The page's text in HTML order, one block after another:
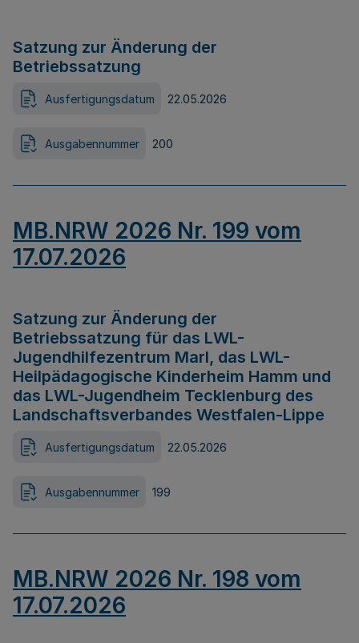
Satzung zur Änderung der
Betriebssatzung
Ausfertigungsdatum 22.05.2026
Ausgabennummer 200
MB.NRW 2026 Nr. 199 vom
17.07.2026
Satzung zur Änderung der
Betriebssatzung für das LWL-
Jugendhilfezentrum Marl, das LWL-
Heilpädagogische Kinderheim Hamm und
das LWL-Jugendheim Tecklenburg des
Landschaftsverbandes Westfalen-Lippe
Ausfertigungsdatum 22.05.2026
Ausgabennummer 199
MB.NRW 2026 Nr. 198 vom
17.07.2026